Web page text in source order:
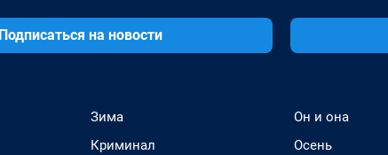
Подписаться на новости
Зима
Криминал
Он и она
Осень